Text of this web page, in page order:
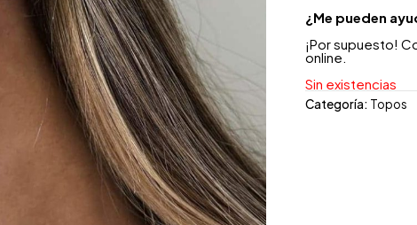
¿Me pueden
¡Por supuesto!
online.
Sin existencias
Categoría: Topos